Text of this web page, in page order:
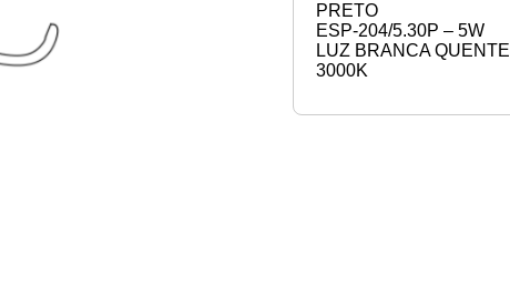
PRETO
ESP-204/5.30P – 5W
LUZ BRANCA QUENTE
3000K